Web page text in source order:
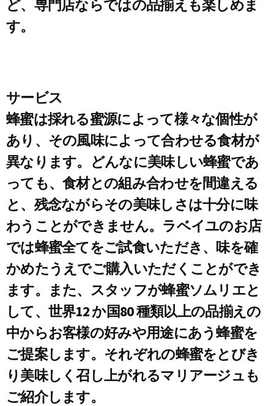
ど、専門店ならではの品揃えも楽しめま
す。
サービス
蜂蜜は採れる蜜源によって様々な個性が
あり、その風味によって合わせる食材が
異なります。どんなに美味しい蜂蜜であ
っても、食材との組み合わせを間違える
と、残念ながらその美味しさは十分に味
わうことができません。ラベイユのお店
では蜂蜜全てをご試食いただき、味を確
かめたうえでご購入いただくことができ
ます。また、スタッフが蜂蜜ソムリエと
して、世界12 か国80 種類以上の品揃えの
中からお客様の好みや用途にあう蜂蜜を
ご提案します。それぞれの蜂蜜をとびき
り美味しく召し上がれるマリアージュも
ご紹介します。